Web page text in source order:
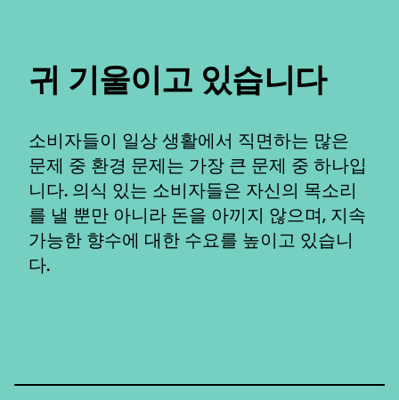
귀 기울이고 있습니다
소비자들이 일상 생활에서 직면하는 많은
문제 중 환경 문제는 가장 큰 문제 중 하나입
니다. 의식 있는 소비자들은 자신의 목소리
를 낼 뿐만 아니라 돈을 아끼지 않으며, 지속
가능한 향수에 대한 수요를 높이고 있습니
다.